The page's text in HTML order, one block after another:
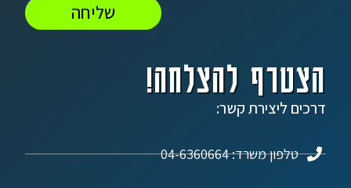
הצטרף להצלחה!
דרכים ליצירת קשר:
טלפון משרד: 04-6360664
שליחה